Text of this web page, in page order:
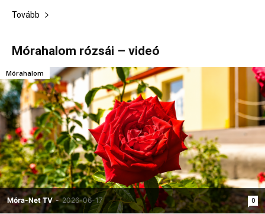
Tovább
Mórahalom rózsái – videó
Móra-Net TV - 2026-06-17 0
Mórahalom